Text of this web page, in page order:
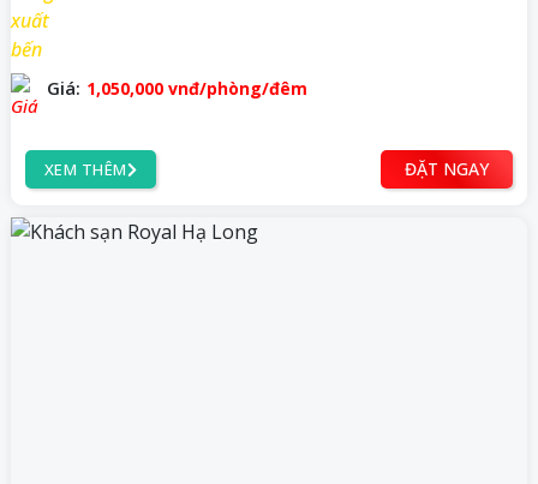
Giá: 1,050,000 vnđ/phòng/đêm
XEM THÊM ĐẶT NGAY